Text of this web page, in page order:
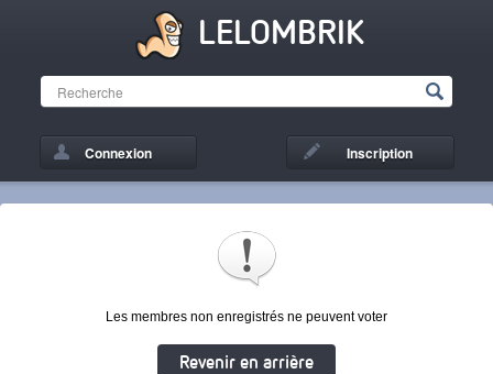
LELOMBRIK
Connexion Inscription
Les membres non enregistrés ne peuvent voter
Revenir en arrière